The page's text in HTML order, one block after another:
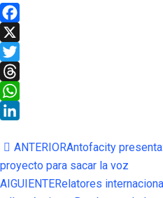
Facebook
X
Twitter
Threads
WhatsApp
ANTERIORAntofacity
proyecto para sacar la voz
AIGUIENTERelatores